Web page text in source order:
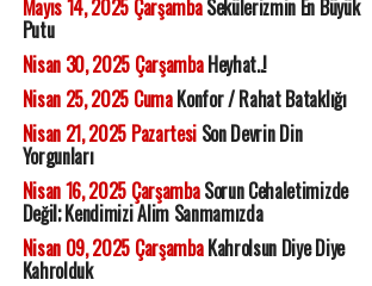
Mayıs 14, 2025 ÇarşambaSekülerizmin En Büyük
Putu
Nisan 30, 2025 ÇarşambaHeyhat..!
Nisan 25, 2025 CumaKonfor / Rahat Bataklığı
Nisan 21, 2025 PazartesiSon Devrin Din
Yorgunları
Nisan 16, 2025 ÇarşambaSorun Cehaletimizde
Değil; Kendimizi Alim Sanmamızda
Nisan 09, 2025 ÇarşambaKahrolsun Diye Diye
Kahrolduk